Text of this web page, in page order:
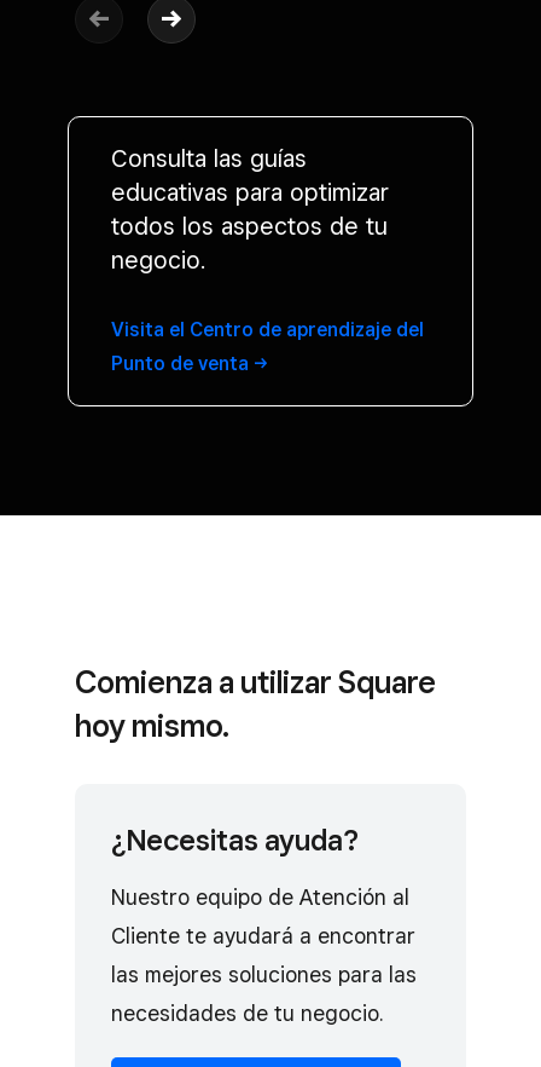
Consulta las guías
educativas para optimizar
todos los aspectos de tu
negocio.
Visita el Centro de aprendizaje del
Punto de venta
Comienza a utilizar Square
hoy mismo.
¿Necesitas ayuda?
Nuestro equipo de Atención al
Cliente te ayudará a encontrar
las mejores soluciones para las
necesidades de tu negocio.